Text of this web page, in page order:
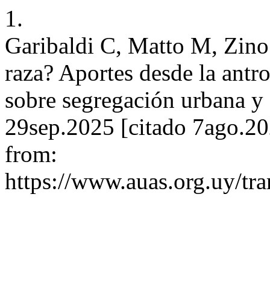
1.
Garibaldi C, Matto M, Zino
raza? Aportes desde la
sobre segregación urbana
29sep.2025 [citado
from:
https://www.auas.org.uy/